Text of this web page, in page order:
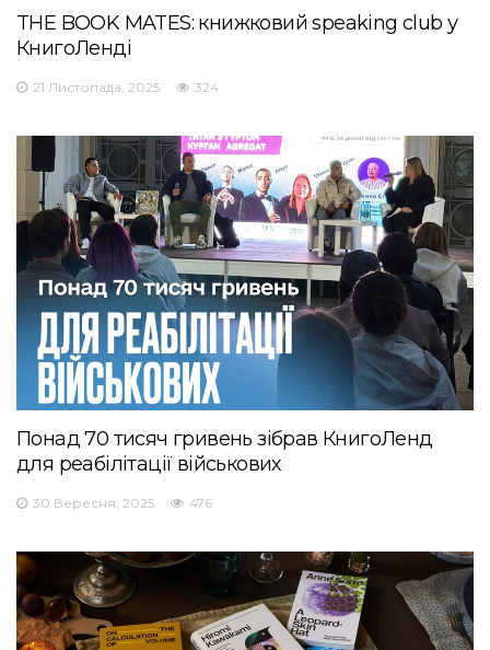
THE BOOK MATES: книжковий speaking club у
КнигоЛенді
21 Листопада, 2025 324
Понад 70 тисяч гривень зібрав КнигоЛенд
для реабілітації військових
30 Вересня, 2025 476